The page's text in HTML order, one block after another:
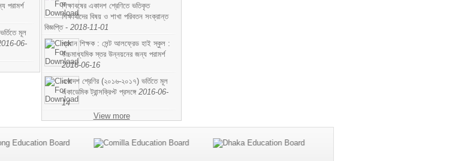
পরামর্শ
মূল
06-
শিক্ষাবষের একাদশ শ্রেণিতে ভতিকৃত
শিক্ষাথীদের বিষয় ও শাখা পরিবতন সংক্রান্ত
বিজ্ঞপ্তি - 2018-11-01
প্রধান শিক্ষক : সেন্ট আলফ্রেড হাই স্কুল :
উচ্চমাধ্যমিক স্তর উন্নয়নের জন্য পরামর্শ
2016-06-16
একাদশ শ্রেণির (২০১৬-২০১৭) ভর্তিতে মূল
একাডেমিক ট্রান্সক্রিপ্ট প্রসঙ্গে 2016-06-
14
View more